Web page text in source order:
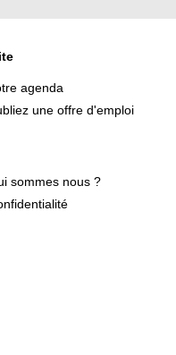
agenda
une offre d'emploi
sommes nous ?